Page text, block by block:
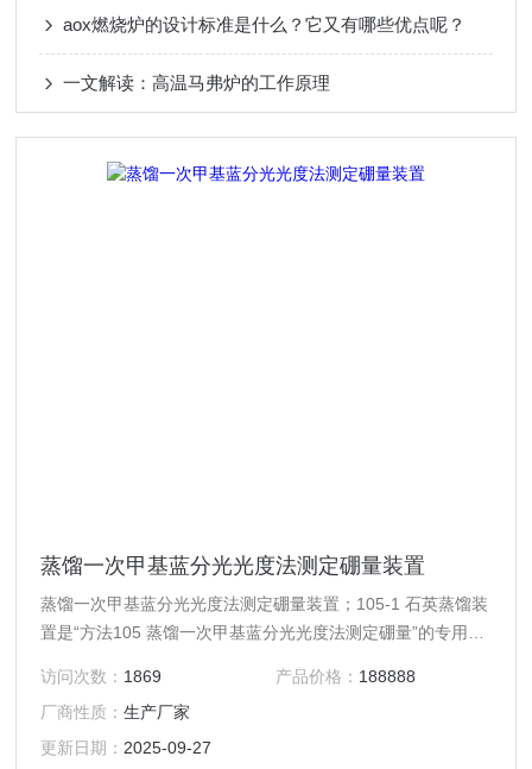
aox燃烧炉的设计标准是什么？它又有哪些优点呢？
一文解读：高温马弗炉的工作原理
蒸馏一次甲基蓝分光光度法测定硼量装置
蒸馏一次甲基蓝分光光度法测定硼量装置；105-1 石英蒸馏装
置是“方法105 蒸馏一次甲基蓝分光光度法测定硼量”的专用石
访问次数： 1869 产品价格： 188888
厂商性质：生产厂家
更新日期： 2025-09-27